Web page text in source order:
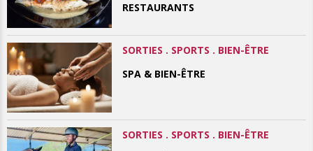
RESTAURANTS
SORTIES . SPORTS . BIEN-ÊTRE
SPA & BIEN-ÊTRE
SORTIES . SPORTS . BIEN-ÊTRE